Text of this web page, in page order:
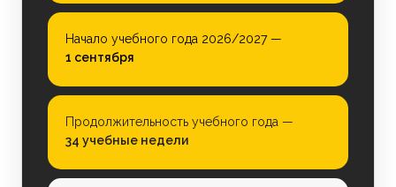
Продолжительность учебного года —
34 учебные недели
Начало учебного года 2026/2027 —
1 сентября